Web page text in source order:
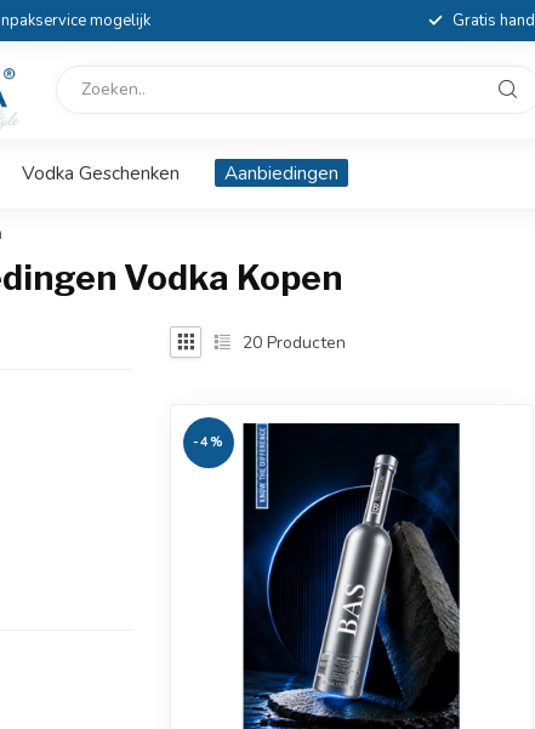
mogelijk Gratis
Vodka Geschenken Aanbiedingen
Vodka Kopen
20 Producten
-4%